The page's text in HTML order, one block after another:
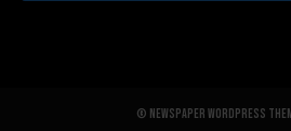
© Newspaper WordPress